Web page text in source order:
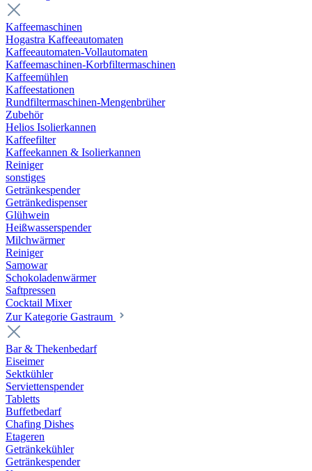
Kaffeemaschinen
Hogastra Kaffeeautomaten
Kaffeeautomaten-Vollautomaten
Kaffeemaschinen-Korbfiltermaschinen
Kaffeemühlen
Kaffeestationen
Rundfiltermaschinen-Mengenbrüher
Zubehör
Helios Isolierkannen
Kaffeefilter
Kaffeekannen & Isolierkannen
Reiniger
sonstiges
Getränkespender
Getränkedispenser
Glühwein
Heißwasserspender
Milchwärmer
Reiniger
Samowar
Schokoladenwärmer
Saftpressen
Cocktail Mixer
Zur Kategorie Gastraum
Bar & Thekenbedarf
Eiseimer
Sektkühler
Serviettenspender
Tabletts
Buffetbedarf
Chafing Dishes
Etageren
Getränkekühler
Getränkespender